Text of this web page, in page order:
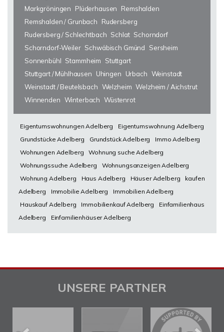
Markgröningen
Plüderhausen
Remshalden
Remshalden / Grunbach
Rudersberg
Rudersberg / Schlechtbach Schlat Schorndorf
Schorndorf-Weiler Schwäbisch Gmünd
Sersheim
Sonnenbühl Stammheim
Stuttgart
Stuttgart / Mühlhausen
Uhingen Urbach Weinstadt
Weinstadt / Beutelsbach Welzheim Welzheim / Aichstrut
Winnenden Winterbach Wüstenrot
Eigentumswohnungen Adelberg
Eigentumswohnung Adelberg
Grundstücke Adelberg
Grundstück Adelberg
Immo Adelberg
Wohnungen Adelberg
Wohnung suche Adelberg
Wohnungssuche Adelberg
Wohnungsanzeigen Adelberg
Wohnung Adelberg
Haus Adelberg Häuser Adelberg
kaufen
Adelberg
Immobilie Adelberg
Immobilien Adelberg
Hauskauf Adelberg
Immobilienkauf Adelberg
Einfamilienhaus
Adelberg
Einfamilienhäuser Adelberg
UNSERE PARTNER